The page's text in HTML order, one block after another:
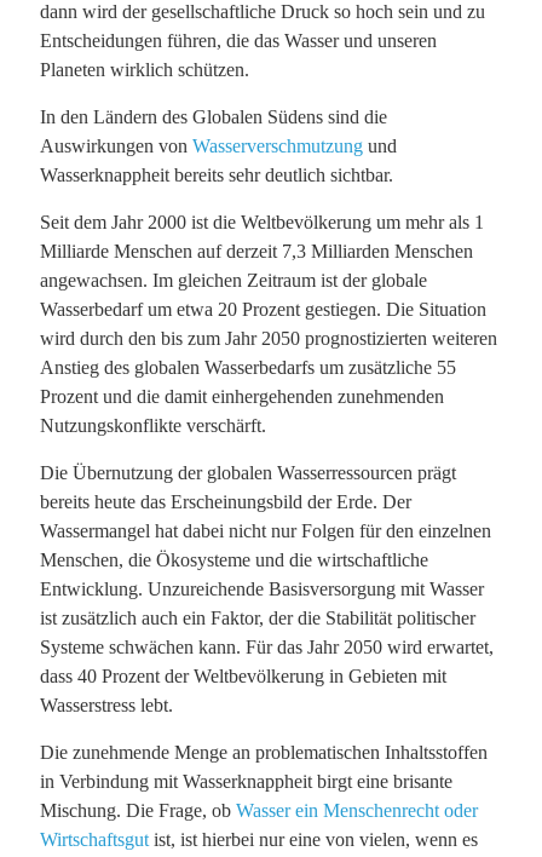
dann wird der gesellschaftliche Druck so hoch sein und zu
Entscheidungen führen, die das Wasser und unseren
Planeten wirklich schützen.
In den Ländern des Globalen Südens sind die
Auswirkungen von Wasserverschmutzung und
Wasserknappheit bereits sehr deutlich sichtbar.
Seit dem Jahr 2000 ist die Weltbevölkerung um mehr als 1
Milliarde Menschen auf derzeit 7,3 Milliarden Menschen
angewachsen. Im gleichen Zeitraum ist der globale
Wasserbedarf um etwa 20 Prozent gestiegen. Die Situation
wird durch den bis zum Jahr 2050 prognostizierten weiteren
Anstieg des globalen Wasserbedarfs um zusätzliche 55
Prozent und die damit einhergehenden zunehmenden
Nutzungskonflikte verschärft.
Die Übernutzung der globalen Wasserressourcen prägt
bereits heute das Erscheinungsbild der Erde. Der
Wassermangel hat dabei nicht nur Folgen für den einzelnen
Menschen, die Ökosysteme und die wirtschaftliche
Entwicklung. Unzureichende Basisversorgung mit Wasser
ist zusätzlich auch ein Faktor, der die Stabilität politischer
Systeme schwächen kann. Für das Jahr 2050 wird erwartet,
dass 40 Prozent der Weltbevölkerung in Gebieten mit
Wasserstress lebt.
Die zunehmende Menge an problematischen Inhaltsstoffen
in Verbindung mit Wasserknappheit birgt eine brisante
Mischung. Die Frage, ob Wasser ein Menschenrecht oder
Wirtschaftsgut ist, ist hierbei nur eine von vielen, wenn es